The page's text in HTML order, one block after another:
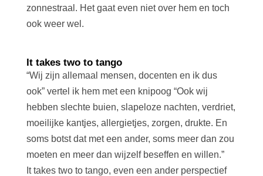
zonnestraal. Het gaat even niet over hem en toch
ook weer wel.
It takes two to tango
“Wij zijn allemaal mensen, docenten en ik dus
ook” vertel ik hem met een knipoog “Ook wij
hebben slechte buien, slapeloze nachten, verdriet,
moeilijke kantjes, allergietjes, zorgen, drukte. En
soms botst dat met een ander, soms meer dan zou
moeten en meer dan wijzelf beseffen en willen.”
It takes two to tango, even een ander perspectief